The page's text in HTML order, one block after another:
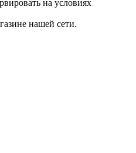
на условиях
нашей сети.